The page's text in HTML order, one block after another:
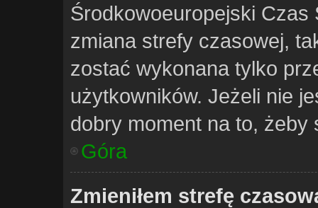
Środkowoeuropejski Czas
zmiana strefy czasowej,
zostać wykonana tylko
użytkowników. Jeżeli nie
dobry moment na to, żeby
Góra
Zmieniłem strefę